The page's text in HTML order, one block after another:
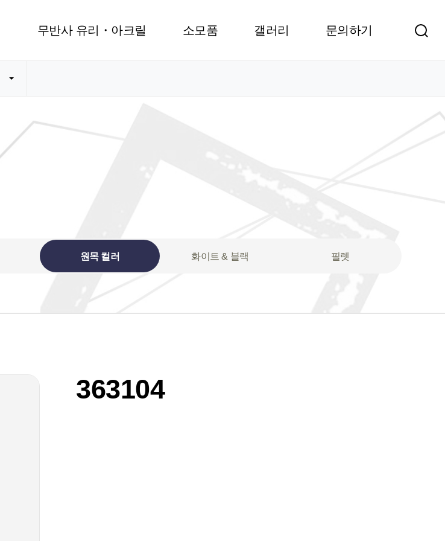
무반사 유리・아크릴 소모품 갤러리 문의하기
원목 컬러 화이트 & 블랙 필렛
363104